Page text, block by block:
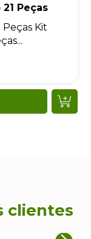
Peças
Kit
clientes